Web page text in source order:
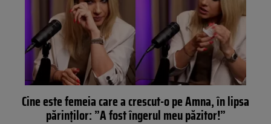
Cine este femeia care a crescut-o pe Amna, în lipsa
părinților: ”A fost îngerul meu păzitor!”